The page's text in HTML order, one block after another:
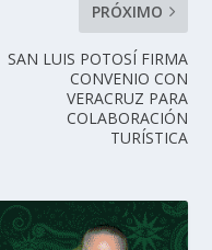
PRÓXIMO
SAN LUIS POTOSÍ FIRMA
CONVENIO CON
VERACRUZ PARA
COLABORACIÓN
TURÍSTICA